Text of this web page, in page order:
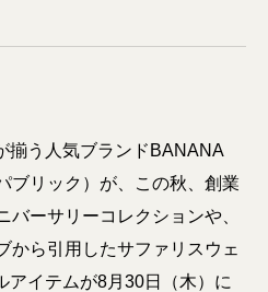
揃う人気ブランドBANANA
ブリック）が、この秋、創業
ーサリーコレクションや、
から引用したサファリスウェ
アイテムが8月30日（木）に